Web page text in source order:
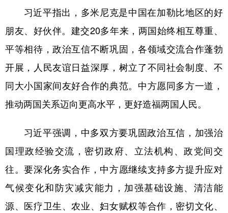
广东 广西 海南 重庆
四川 贵州 云南 西藏
陕西 甘肃 青海 宁夏
新疆 内蒙古 黑龙江
多语种频道
English Español Français عربى
Русский язык 日本語 한국어
习近平指出，多米尼克是中国在加勒比地区的好
朋友、好伙伴。建交20多年来，两国始终相互尊重、
平等相待，政治互信不断巩固，各领域交流合作蓬勃
开展，人民友谊日益深厚，树立了不同社会制度、不
同大小国家间友好合作的典范。中方愿同多方一道，
推动两国关系迈向更高水平，更好造福两国人民。
习近平强调，中多双方要巩固政治互信，加强治
国理政经验交流，密切政府、立法机构、政党间交
往。要深化务实合作，中方愿继续支持多方提升应对
气候变化和防灾减灾能力，加强基础设施、清洁能
源、医疗卫生、农业、妇女赋权等合作，密切文化、